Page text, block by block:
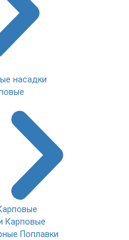
насадки
Карповые
Поплавки